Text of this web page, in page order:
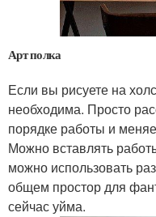
Арт полка
Если вы рисуете на
необходима. Просто
порядке работы и
Можно вставлять
можно использовать
общем простор для
сейчас уйма.